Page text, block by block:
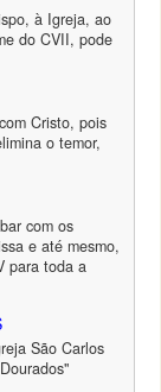
à Igreja, ao
do CVII, pode
Cristo, pois
o temor,
com os
e até mesmo,
para toda a
São Carlos